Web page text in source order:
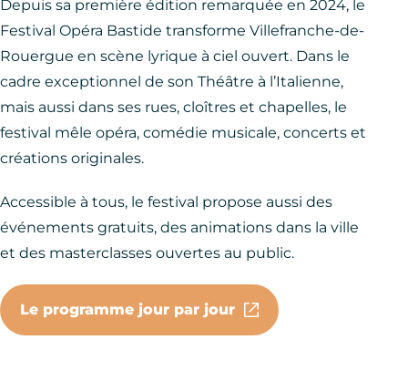
Depuis sa première édition remarquée en 2024, le
Festival Opéra Bastide transforme Villefranche-de-
Rouergue en scène lyrique à ciel ouvert. Dans le
cadre exceptionnel de son Théâtre à l’Italienne,
mais aussi dans ses rues, cloîtres et chapelles, le
festival mêle opéra, comédie musicale, concerts et
créations originales.
Accessible à tous, le festival propose aussi des
événements gratuits, des animations dans la ville
et des masterclasses ouvertes au public.
Le programme jour par jour